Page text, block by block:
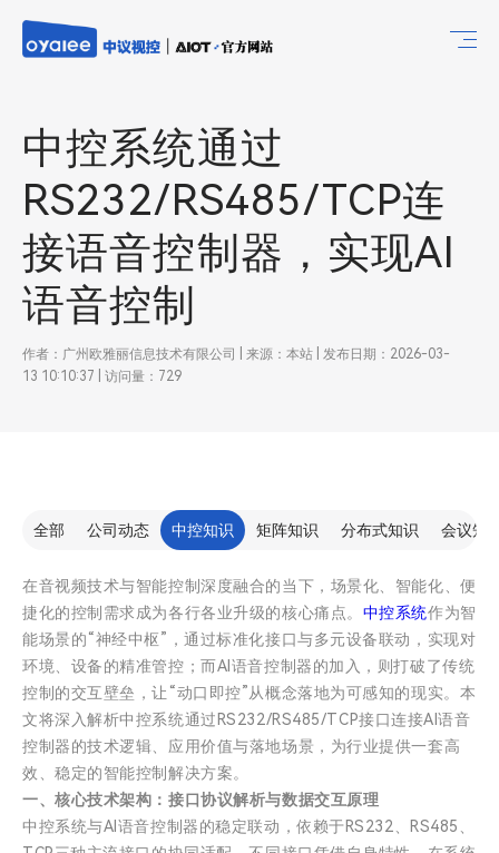
中控系统通过
RS232/RS485/TCP连
接语音控制器，实现AI
语音控制
作者：广州欧雅丽信息技术有限公司 | 来源：本站 | 发布日期：2026-03-
13 10:10:37 | 访问量：729
全部 公司动态 中控知识 矩阵知识 分布式知识 会议知
在音视频技术与智能控制深度融合的当下，场景化、智能化、便
捷化的控制需求成为各行各业升级的核心痛点。 中控系统作为智
能场景的“神经中枢”，通过标准化接口与多元设备联动，实现对
环境、设备的精准管控；而AI语音控制器的加入，则打破了传统
控制的交互壁垒，让“动口即控”从概念落地为可感知的现实。本
文将深入解析中控系统通过RS232/RS485/TCP接口连接AI语音
控制器的技术逻辑、应用价值与落地场景，为行业提供一套高
效、稳定的智能控制解决方案。
一、核心技术架构：接口协议解析与数据交互原理
中控系统与AI语音控制器的稳定联动，依赖于RS232、RS485、